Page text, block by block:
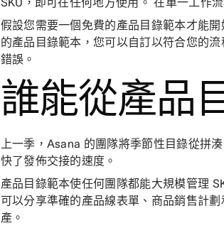
假設您需要一個免費的產品目錄範本才能
的產品目錄範本，您可以自訂以符合您的
錯誤。
誰能從產品
上一季，Asana 的團隊將季節性目錄從拼
快了發佈交接的速度。
產品目錄範本使任何團隊都能大規模管理
可以分享準確的產品線表單、商品銷售計劃
產。